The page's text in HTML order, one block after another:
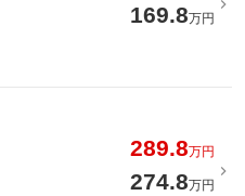
169.8万円
289.8万円
274.8万円